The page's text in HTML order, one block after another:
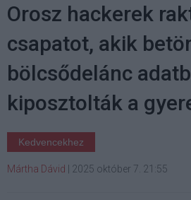
Orosz hackerek
csapatot, akik
bölcsődelánc
kiposztolták a
Kedvencekhez
Mártha Dávid 2025 október 7. 21:55